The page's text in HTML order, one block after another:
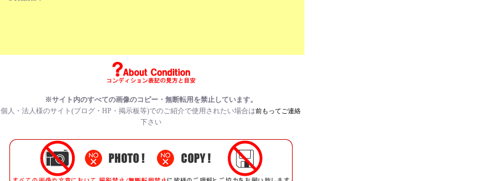
※サイト内のすべての画像のコピー・無断転用を禁止しています。
個人・法人様のサイト(ブログ・HP・掲示板等)でのご紹介で使用されたい場合は前もってご連絡
下さい